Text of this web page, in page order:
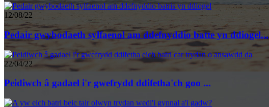
12/08/22
Pedair gwybodaeth sylfaenol am ddefnyddio batte yn ddiogel...
22/04/22
Peidiwch â gadael i'r gwefrydd ddifetha'ch goo ...